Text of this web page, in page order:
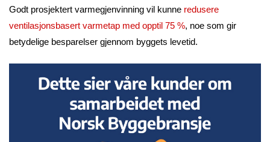
Godt prosjektert varmegjenvinning vil kunne redusere
ventilasjonsbasert varmetap med opptil 75 %, noe som gir
betydelige besparelser gjennom byggets levetid.